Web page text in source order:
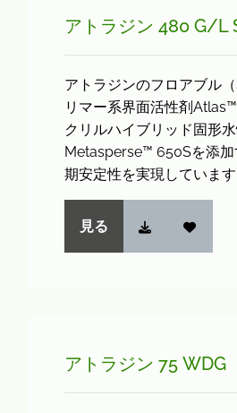
アトラジン 480 G/L
アトラジンのフロアブル
リマー系界面活性剤
クリルハイブリッド固形
Metasperse™ 650Sを添
期安定性を実現しています
見る
アトラジン 75 WDG